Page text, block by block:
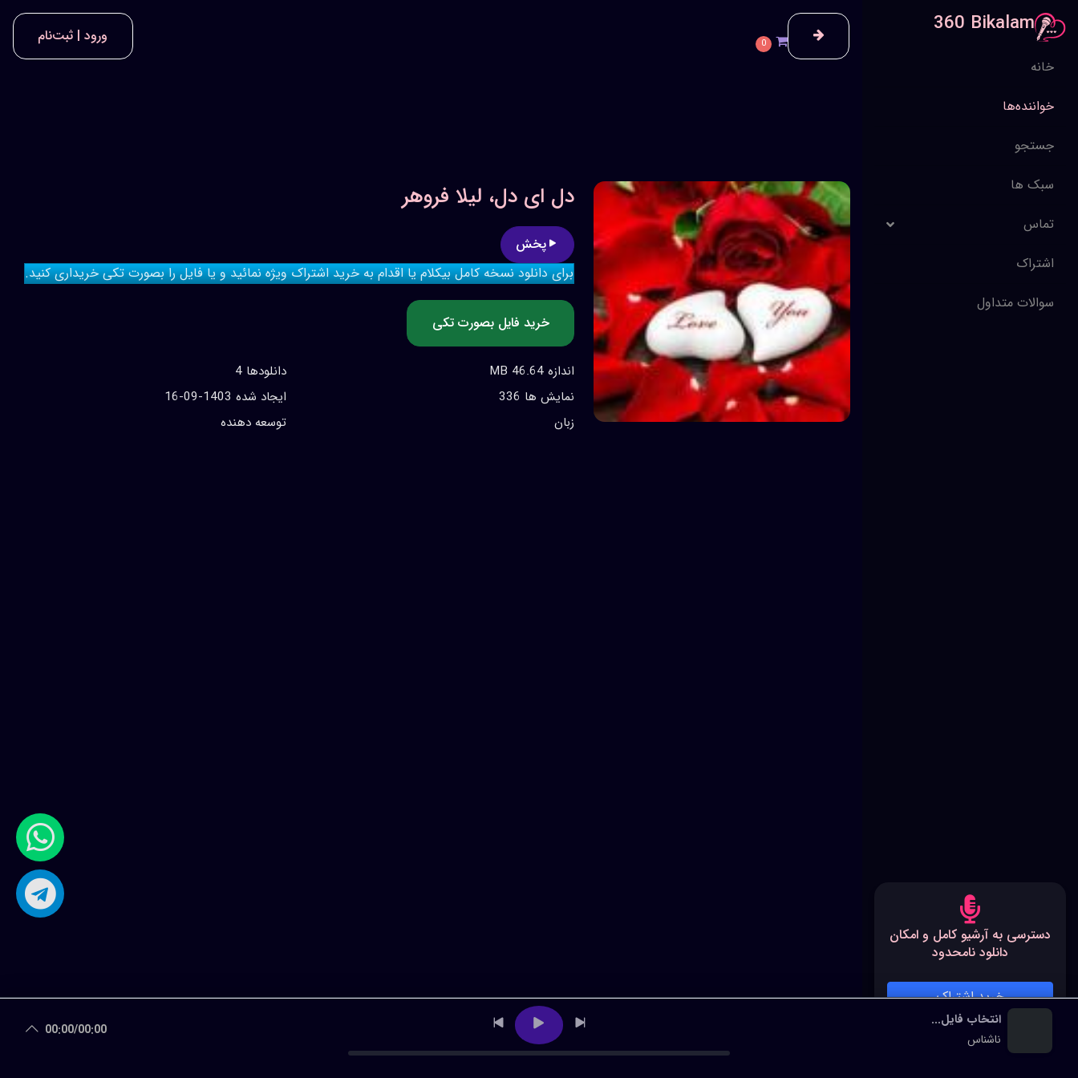
360 Bikalam
خانه
خواننده‌ها
جستجو
سبک ها
تماس
اشتراک
سوالات متداول
دسترسی به آرشیو کامل و امکان
دانلود نامحدود
خرید اشتراک
0 ورود | ثبت‌نام
دل ای دل، لیلا فروهر
پخش
برای دانلود نسخه کامل بیکلام یا اقدام به خرید اشتراک ویژه نمائید و یا فایل را بصورت تکی خریداری کنید.
خرید فایل بصورت تکی
اندازه 46.64 MB
دانلودها 4
نمایش ها 336
ايجاد شده 1403-09-16
زبان
توسعه دهنده
پخش‌کننده رسانه
انتخاب فایل...
ناشناس
00:00
/
00:00